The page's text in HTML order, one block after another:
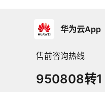
华为云App
售前咨询热线
950808转1